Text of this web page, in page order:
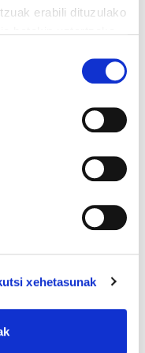
erabili dituzulako
xehetasunak
ere), eta agerian
eta aplikazio-
hitzarmenak
ixtea. Erabateko
kolektiboaren
erreformaren
inolako
batera uten du